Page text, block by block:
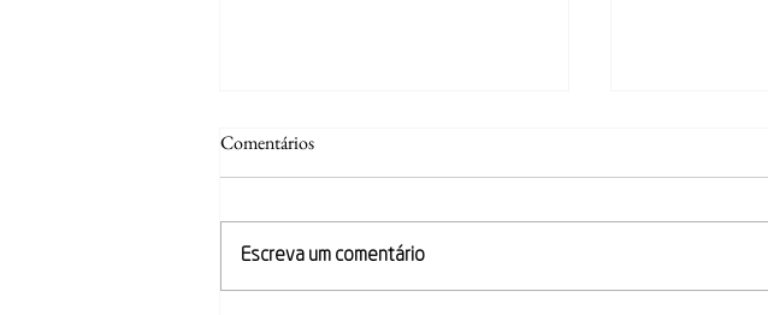
Comentários
Escreva um comentário